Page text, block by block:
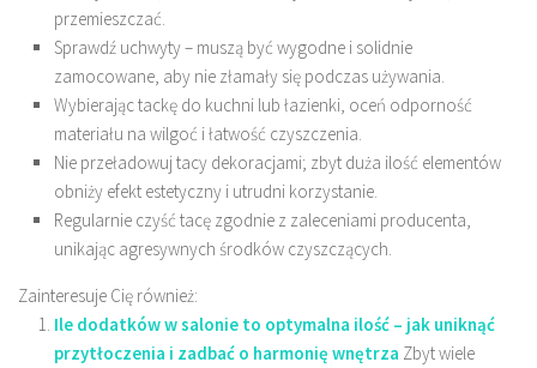
przemieszczać.
Sprawdź uchwyty – muszą być wygodne i solidnie
zamocowane, aby nie złamały się podczas używania.
Wybierając tackę do kuchni lub łazienki, oceń odporność
materiału na wilgoć i łatwość czyszczenia.
Nie przeładowuj tacy dekoracjami; zbyt duża ilość elementów
obniży efekt estetyczny i utrudni korzystanie.
Regularnie czyść tacę zgodnie z zaleceniami producenta,
unikając agresywnych środków czyszczących.
Zainteresuje Cię również:
Ile dodatków w salonie to optymalna ilość – jak uniknąć
przytłoczenia i zadbać o harmonię wnętrza Zbyt wiele